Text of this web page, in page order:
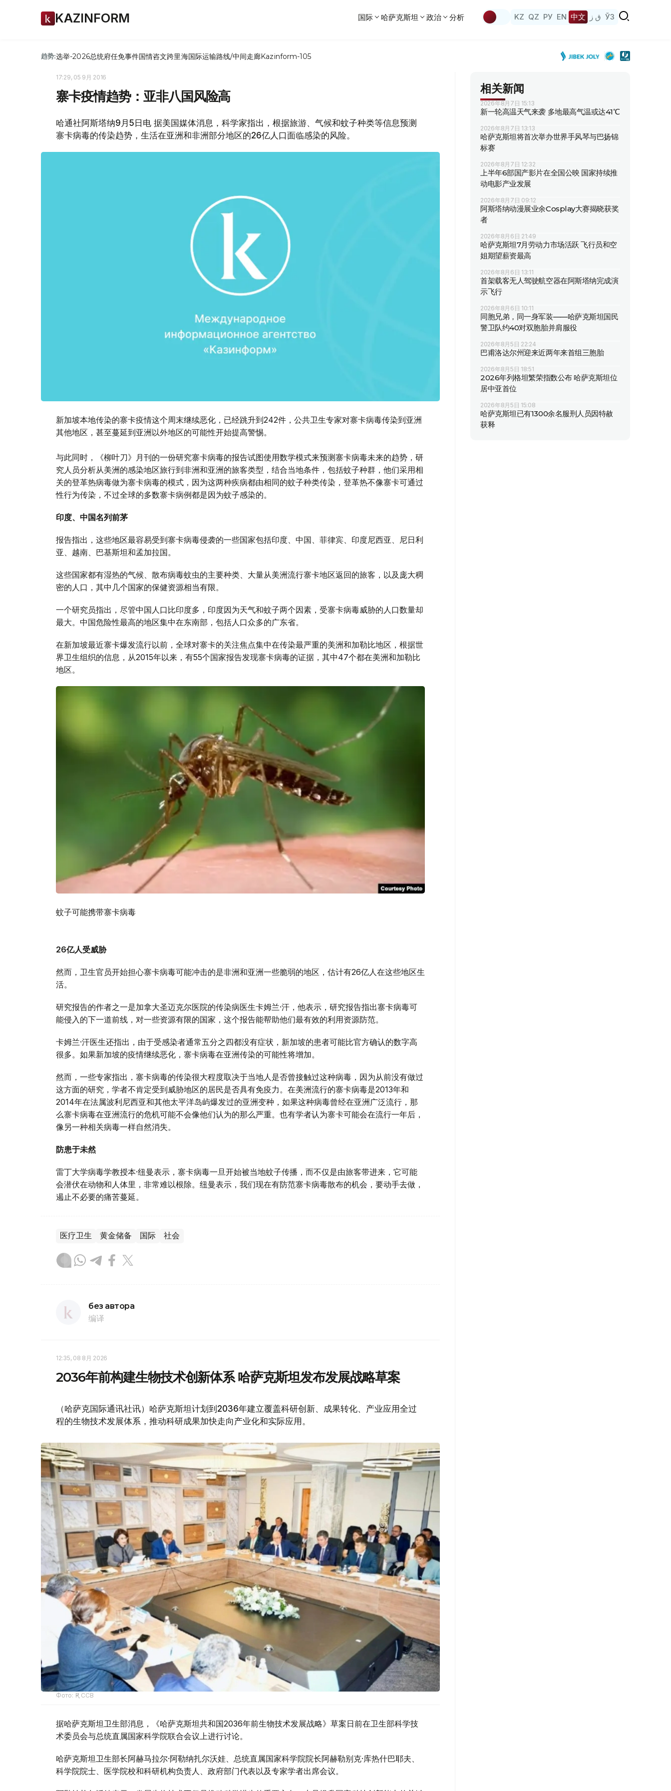
KAZINFORM 国际 哈萨克斯坦 政治 分析 KZ QZ РУ EN 中文 ق ز ЎЗ
趋势:选举-2026总统府任免事件国情咨文跨里海国际运输路线/中间走廊Kazinform-105
17:29, 05 9月 2016
寨卡疫情趋势：亚非八国风险高
哈通社阿斯塔纳9月5日电 据美国媒体消息，科学家指出，根据旅游、气候和蚊子种类等信息预测
寨卡病毒的传染趋势，生活在亚洲和非洲部分地区的26亿人口面临感染的风险。
新加坡本地传染的寨卡疫情这个周末继续恶化，已经跳升到242件，公共卫生专家对寨卡病毒传染到亚洲
其他地区，甚至蔓延到亚洲以外地区的可能性开始提高警惕。
与此同时，《柳叶刀》月刊的一份研究寨卡病毒的报告试图使用数学模式来预测寨卡病毒未来的趋势，研
究人员分析从美洲的感染地区旅行到非洲和亚洲的旅客类型，结合当地条件，包括蚊子种群，他们采用相
关的登革热病毒做为寨卡病毒的模式，因为这两种疾病都由相同的蚊子种类传染，登革热不像寨卡可通过
性行为传染，不过全球的多数寨卡病例都是因为蚊子感染的。
印度、中国名列前茅
报告指出，这些地区最容易受到寨卡病毒侵袭的一些国家包括印度、中国、菲律宾、印度尼西亚、尼日利
亚、越南、巴基斯坦和孟加拉国。
这些国家都有湿热的气候、散布病毒蚊虫的主要种类、大量从美洲流行寨卡地区返回的旅客，以及庞大稠
密的人口，其中几个国家的保健资源相当有限。
一个研究员指出，尽管中国人口比印度多，印度因为天气和蚊子两个因素，受寨卡病毒威胁的人口数量却
最大。中国危险性最高的地区集中在东南部，包括人口众多的广东省。
在新加坡最近寨卡爆发流行以前，全球对寨卡的关注焦点集中在传染最严重的美洲和加勒比地区，根据世
界卫生组织的信息，从2015年以来，有55个国家报告发现寨卡病毒的证据，其中47个都在美洲和加勒比
地区。
蚊子可能携带寨卡病毒
26亿人受威胁
然而，卫生官员开始担心寨卡病毒可能冲击的是非洲和亚洲一些脆弱的地区，估计有26亿人在这些地区生
活。
研究报告的作者之一是加拿大圣迈克尔医院的传染病医生卡姆兰·汗，他表示，研究报告指出寨卡病毒可
能侵入的下一道前线，对一些资源有限的国家，这个报告能帮助他们最有效的利用资源防范。
卡姆兰·汗医生还指出，由于受感染者通常五分之四都没有症状，新加坡的患者可能比官方确认的数字高
很多。如果新加坡的疫情继续恶化，寨卡病毒在亚洲传染的可能性将增加。
然而，一些专家指出，寨卡病毒的传染很大程度取决于当地人是否曾接触过这种病毒，因为从前没有做过
这方面的研究，学者不肯定受到威胁地区的居民是否具有免疫力。在美洲流行的寨卡病毒是2013年和
2014年在法属波利尼西亚和其他太平洋岛屿爆发过的亚洲变种，如果这种病毒曾经在亚洲广泛流行，那
么寨卡病毒在亚洲流行的危机可能不会像他们认为的那么严重。也有学者认为寨卡可能会在流行一年后，
像另一种相关病毒一样自然消失。
防患于未然
雷丁大学病毒学教授本·纽曼表示，寨卡病毒一旦开始被当地蚊子传播，而不仅是由旅客带进来，它可能
会潜伏在动物和人体里，非常难以根除。纽曼表示，我们现在有防范寨卡病毒散布的机会，要动手去做，
遏止不必要的痛苦蔓延。
医疗卫生 黄金储备 国际 社会
без автора
编译
12:35, 08 8月 2026
2036年前构建生物技术创新体系 哈萨克斯坦发布发展战略草案
（哈萨克国际通讯社讯）哈萨克斯坦计划到2036年建立覆盖科研创新、成果转化、产业应用全过
程的生物技术发展体系，推动科研成果加快走向产业化和实际应用。
Фото: ҚР ССВ
据哈萨克斯坦卫生部消息，《哈萨克斯坦共和国2036年前生物技术发展战略》草案日前在卫生部科学技
术委员会与总统直属国家科学院联合会议上进行讨论。
哈萨克斯坦卫生部长阿赫马拉尔·阿勒纳扎尔沃娃、总统直属国家科学院院长阿赫勒别克·库热什巴耶夫、
科学院院士、医学院校和科研机构负责人、政府部门代表以及专家学者出席会议。
相关新闻
2026年8月7日 15:13
新一轮高温天气来袭 多地最高气温或达41℃
2026年8月7日 13:13
哈萨克斯坦将首次举办世界手风琴与巴扬锦
标赛
2026年8月7日 12:32
上半年6部国产影片在全国公映 国家持续推
动电影产业发展
2026年8月7日 09:12
阿斯塔纳动漫展业余Cosplay大赛揭晓获奖
者
2026年8月6日 21:49
哈萨克斯坦7月劳动力市场活跃 飞行员和空
姐期望薪资最高
2026年8月6日 13:11
首架载客无人驾驶航空器在阿斯塔纳完成演
示飞行
2026年8月6日 10:11
同胞兄弟，同一身军装——哈萨克斯坦国民
警卫队约40对双胞胎并肩服役
2026年8月5日 22:24
巴甫洛达尔州迎来近两年来首组三胞胎
2026年8月5日 18:51
2026年列格坦繁荣指数公布 哈萨克斯坦位
居中亚首位
2026年8月5日 15:08
哈萨克斯坦已有1300余名服刑人员因特赦
获释